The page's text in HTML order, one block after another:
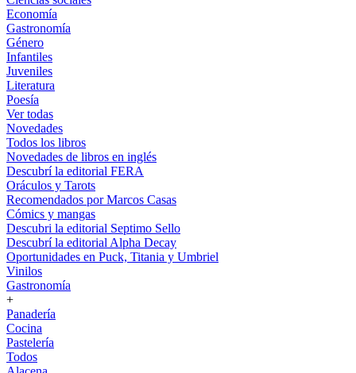
Economía
Gastronomía
Género
Infantiles
Juveniles
Literatura
Poesía
Ver todas
Novedades
Todos los libros
Novedades de libros en inglés
Descubrí la editorial FERA
Oráculos y Tarots
Recomendados por Marcos Casas
Cómics y mangas
Descubri la editorial Septimo Sello
Descubrí la editorial Alpha Decay
Oportunidades en Puck, Titania y Umbriel
Vinilos
Gastronomía
+
Panadería
Cocina
Pastelería
Todos